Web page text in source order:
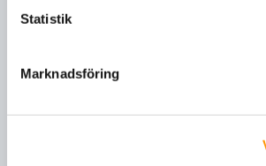
Statistik
Marknadsföring
runt om i världen. Företagets fabrik i
cirka 20 000 ton rör per år.
diametrar, från olika material och för olika
samarbetar med ledande varumärken